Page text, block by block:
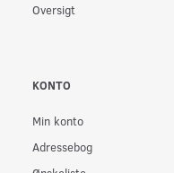
Oversigt
KONTO
Min konto
Adressebog